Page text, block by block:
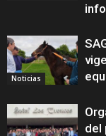
Noticias
del